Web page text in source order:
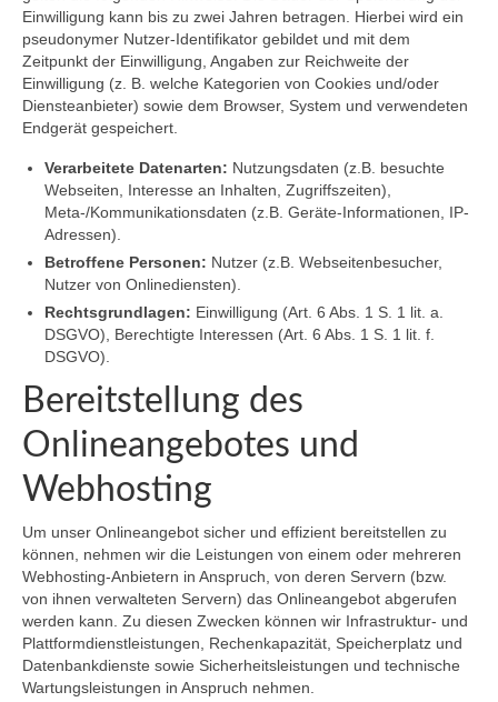
Einwilligung kann bis zu zwei Jahren betragen. Hierbei wird ein
pseudonymer Nutzer-Identifikator gebildet und mit dem
Zeitpunkt der Einwilligung, Angaben zur Reichweite der
Einwilligung (z. B. welche Kategorien von Cookies und/oder
Diensteanbieter) sowie dem Browser, System und verwendeten
Endgerät gespeichert.
Verarbeitete Datenarten: Nutzungsdaten (z.B. besuchte
Webseiten, Interesse an Inhalten, Zugriffszeiten),
Meta-/Kommunikationsdaten (z.B. Geräte-Informationen, IP-
Adressen).
Betroffene Personen: Nutzer (z.B. Webseitenbesucher,
Nutzer von Onlinediensten).
Rechtsgrundlagen: Einwilligung (Art. 6 Abs. 1 S. 1 lit. a.
DSGVO), Berechtigte Interessen (Art. 6 Abs. 1 S. 1 lit. f.
DSGVO).
Bereitstellung des
Onlineangebotes und
Webhosting
Um unser Onlineangebot sicher und effizient bereitstellen zu
können, nehmen wir die Leistungen von einem oder mehreren
Webhosting-Anbietern in Anspruch, von deren Servern (bzw.
von ihnen verwalteten Servern) das Onlineangebot abgerufen
werden kann. Zu diesen Zwecken können wir Infrastruktur- und
Plattformdienstleistungen, Rechenkapazität, Speicherplatz und
Datenbankdienste sowie Sicherheitsleistungen und technische
Wartungsleistungen in Anspruch nehmen.